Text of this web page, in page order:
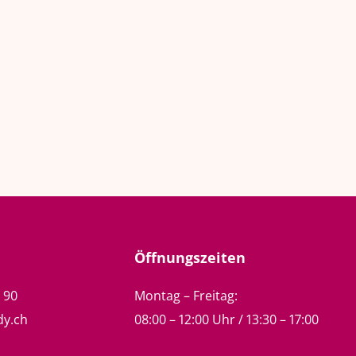
90
Öffnungszeiten
Montag – Freitag:
08:00 – 12:00 Uhr / 13:30 – 17:00